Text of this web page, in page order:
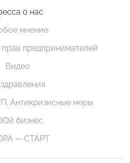
о нас
мнение
предпринимателей
Видео
Антикризисные меры
бизнес
— СТАРТ